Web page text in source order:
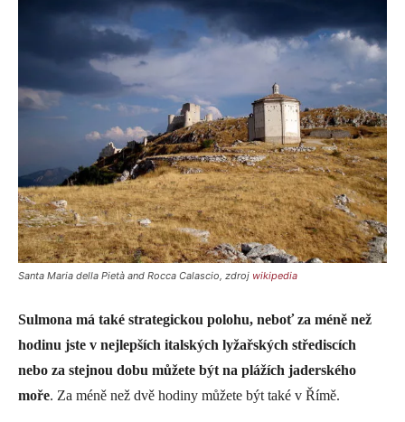
Santa Maria della Pietà and Rocca Calascio, zdroj wikipedia
Sulmona má také strategickou polohu, neboť za méně než
hodinu jste v nejlepších italských lyžařských střediscích
nebo za stejnou dobu můžete být na plážích jaderského
moře. Za méně než dvě hodiny můžete být také v Římě.